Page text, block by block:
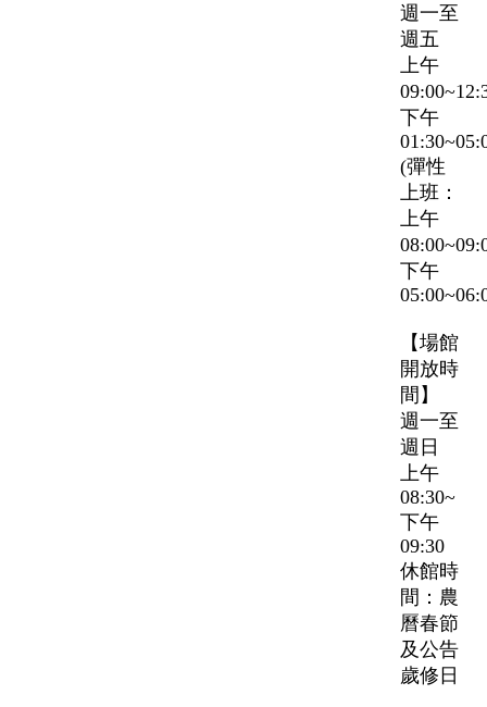
週一至
週五
上午
下午
(彈性
上班：
上午
下午
【場館
開放時
間】
週一至
週日
上午
08:30~
下午
09:30
休館時
間：農
曆春節
及公告
歲修日